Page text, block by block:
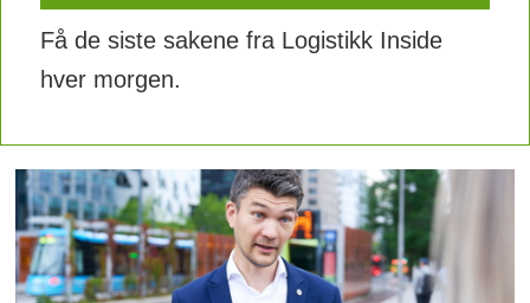
Få de siste sakene fra Logistikk Inside
hver morgen.